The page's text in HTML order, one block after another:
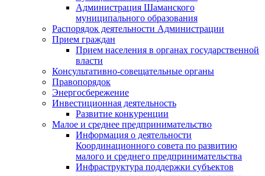
Администрация Шаманского
муниципального образования
Распорядок деятельности Администрации
Прием граждан
Прием населения в органах государственной
власти
Консультативно-совещательные органы
Правопорядок
Энергосбережение
Инвестиционная деятельность
Развитие конкуренции
Малое и среднее предпринимательство
Информация о деятельности
Координационного совета по развитию
малого и среднего предпринимательства
Инфраструктура поддержки субъектов